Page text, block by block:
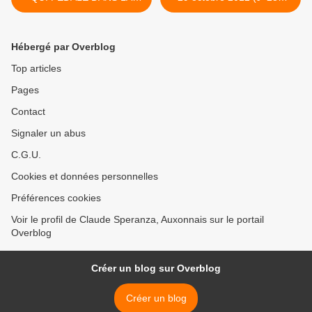
CHOUCROUTE ? - du 24
après la CNAC) >
Hébergé par Overblog
Top articles
Pages
Contact
Signaler un abus
C.G.U.
Cookies et données personnelles
Préférences cookies
Voir le profil de Claude Speranza, Auxonnais sur le portail
Overblog
Créer un blog sur Overblog
Créer un blog